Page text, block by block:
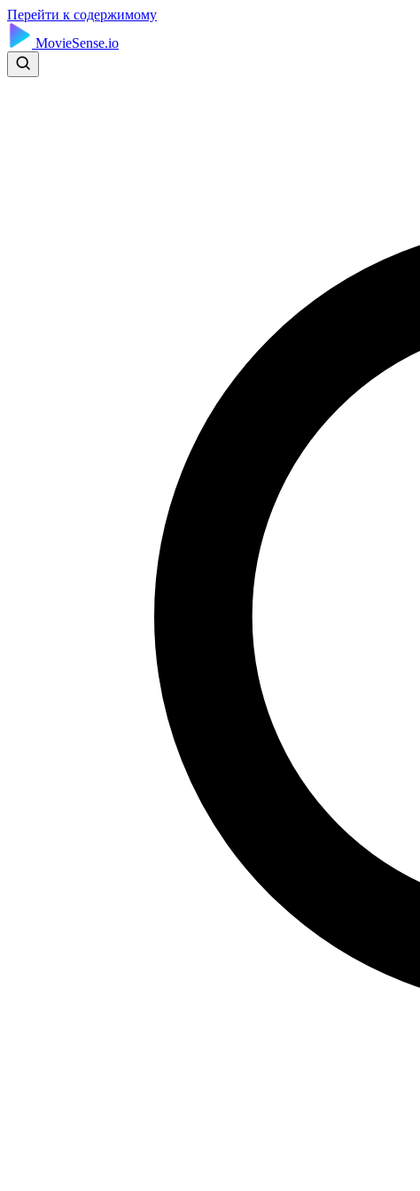
Перейти к содержимому
MovieSense.io